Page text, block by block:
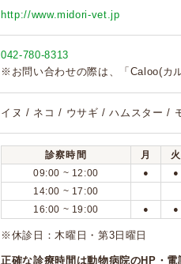
http://www.midori-vet.jp
042-780-8313
※お問い合わせの際は、「Caloo(カ
イヌ / ネコ / ウサギ / ハムスター /
診察時間 月 火
09:00 ~ 12:00
● ●
14:00 ~ 17:00
16:00 ~ 19:00 ● ●
※休診日：木曜日・第3日曜日
正確な診療時間は動物病院のHP・電